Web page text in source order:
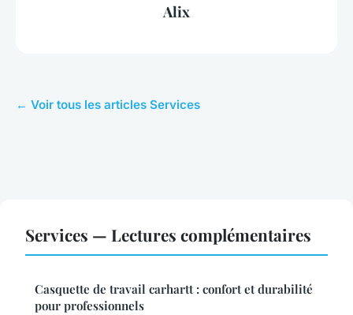
Alix
← Voir tous les articles Services
Services — Lectures complémentaires
Casquette de travail carhartt : confort et durabilité
pour professionnels